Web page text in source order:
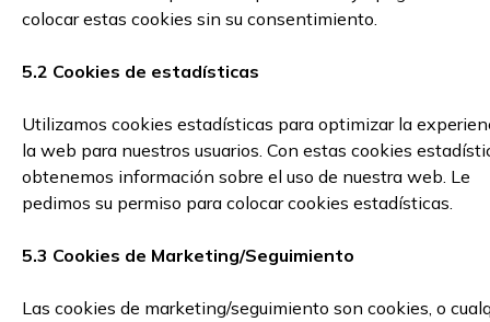
colocar estas cookies sin su consentimiento.
5.2 Cookies de estadísticas
Utilizamos cookies estadísticas para optimizar la
la web para nuestros usuarios. Con estas cookies
obtenemos información sobre el uso de nuestra web. Le
pedimos su permiso para colocar cookies estadísticas.
5.3 Cookies de Marketing/Seguimiento
Las cookies de marketing/seguimiento son cookies, o